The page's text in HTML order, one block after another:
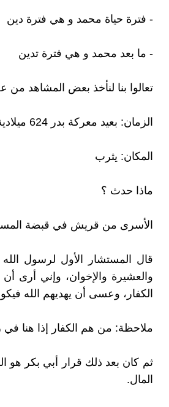
- فترة حياة محمد و هي فترة دين
- ما بعد محمد و هي فترة تدين
تعالوا بنا لنأخذ بعض المشاهد من
الزمان: بعيد معركة بدر 624 ميلادية
المكان: يثرب
ماذا حدث ؟
الأسرى من قريش في قبضة
قال المستشار الأول لرسول الله
والعشيرة والإخوان، وإني أرى
الكفار، وعسى أن يهديهم الله
ملاحظة: من هم الكفار إذا هنا
ثم كان بعد ذلك قرار أبي بكر هو
المال.